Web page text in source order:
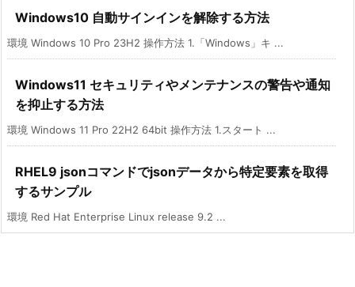
Windows10 自動サインインを解除する方法
環境 Windows 10 Pro 23H2 操作方法 1.「Windows」キ ...
Windows11 セキュリティやメンテナンスの警告や通知
を抑止する方法
環境 Windows 11 Pro 22H2 64bit 操作方法 1.スタート ...
RHEL9 jsonコマンドでjsonデータから特定要素を取得
するサンプル
環境 Red Hat Enterprise Linux release 9.2 ...